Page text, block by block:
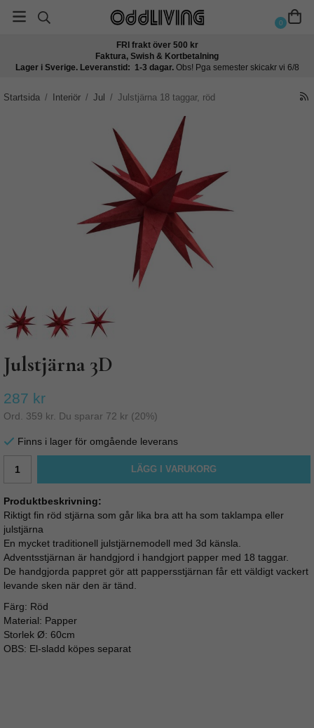
0
FRI frakt över 500 kr
Faktura, Swish & Kortbetalning
Lager i Sverige. Leveranstid: 1-3 dagar. Obs! Pga semester skicakr vi 6/8
Startsida / Interiör / Jul / Julstjärna 18 taggar, röd
Julstjärna 3D
287 kr
Ord. 359 kr . Du sparar 72 kr (20%)
Finns i lager för omgående leverans
LÄGG I VARUKORG
Produktbeskrivning:
Riktigt fin röd stjärna som går lika bra att ha som taklampa eller
julstjärna
En mycket traditionell julstjärnemodell med 3d känsla.
Adventsstjärnan är handgjord i handgjort papper med 18 taggar.
De handgjorda pappret gör att pappersstjärnan får ett väldigt vackert
levande sken när den är tänd.
Färg: Röd
Material: Papper
Storlek Ø: 60cm
OBS: El-sladd köpes separat